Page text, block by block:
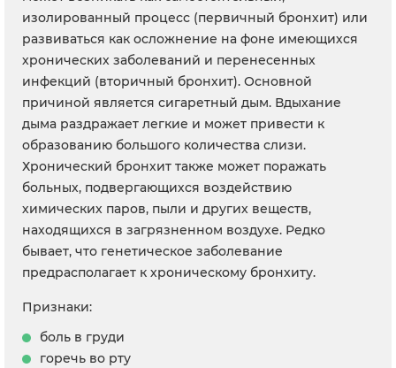
изолированный процесс (первичный бронхит) или
развиваться как осложнение на фоне имеющихся
хронических заболеваний и перенесенных
инфекций (вторичный бронхит). Основной
причиной является сигаретный дым. Вдыхание
дыма раздражает легкие и может привести к
образованию большого количества слизи.
Хронический бронхит также может поражать
больных, подвергающихся воздействию
химических паров, пыли и других веществ,
находящихся в загрязненном воздухе. Редко
бывает, что генетическое заболевание
предрасполагает к хроническому бронхиту.
Признаки:
боль в груди
горечь во рту